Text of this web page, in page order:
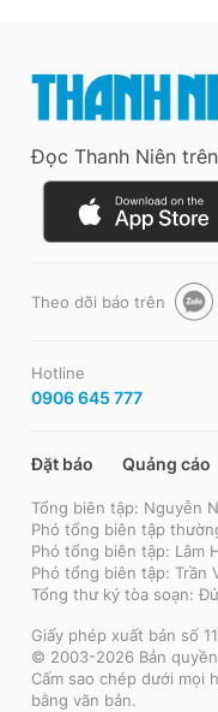
Đọc Thanh Niên
Theo dõi báo trên
Hotline
0906 645 777
Đặt báo Quảng cáo
Tổng biên tập: Nguyễn
Phó tổng biên tập
Phó tổng biên tập: Lâm
Phó tổng biên tập: Trần
Tổng thư ký tòa soạn:
Giấy phép xuất bản số
© 2003-2026 Bản
Cấm sao chép dưới mọi
bằng văn bản.